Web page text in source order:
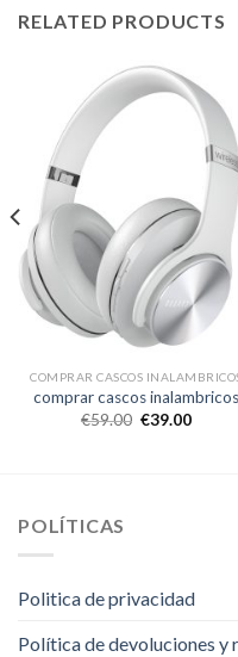
RELATED PRODUCTS
COMPRAR CASCOS
comprar cascos inalambricos
€59.00 €39.00
POLÍTICAS
Politica de privacidad
Política de devoluciones y